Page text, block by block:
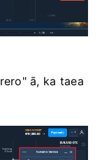
ā, ka taea